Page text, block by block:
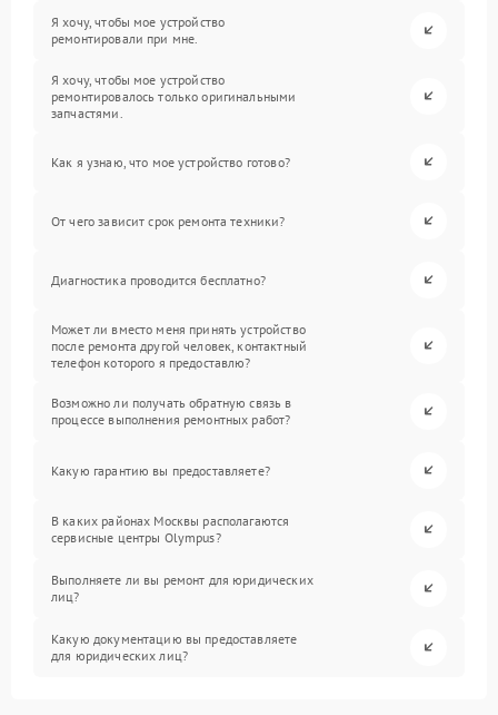
Я хочу, чтобы мое устройство
ремонтировали при мне.
Я хочу, чтобы мое устройство
ремонтировалось только оригинальными
запчастями.
Как я узнаю, что мое устройство готово?
От чего зависит срок ремонта техники?
Диагностика проводится бесплатно?
Может ли вместо меня принять устройство
после ремонта другой человек, контактный
телефон которого я предоставлю?
Возможно ли получать обратную связь в
процессе выполнения ремонтных работ?
Какую гарантию вы предоставляете?
В каких районах Москвы располагаются
сервисные центры Olympus?
Выполняете ли вы ремонт для юридических
лиц?
Какую документацию вы предоставляете
для юридических лиц?